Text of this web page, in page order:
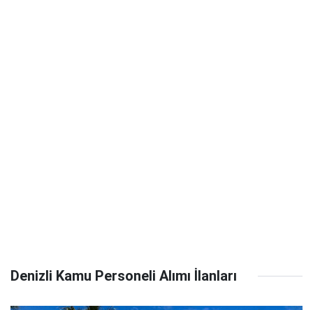
Denizli Kamu Personeli Alımı İlanları